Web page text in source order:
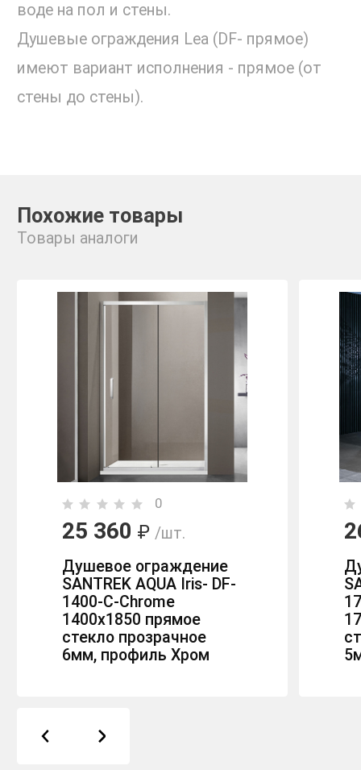
воде на пол и стены.
Душевые ограждения Lea (DF- прямое)
имеют вариант исполнения - прямое (от
стены до стены).
Похожие товары
Товары аналоги
0
25 360 ₽ /шт.
Душевое ограждение
SANTREK AQUA Iris- DF-
1400-C-Chrome
1400х1850 прямое
стекло прозрачное
6мм, профиль Хром